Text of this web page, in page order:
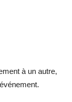
à un autre,